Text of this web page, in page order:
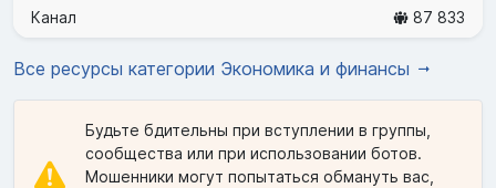
Канал 87 833
Все ресурсы категории Экономика и финансы
Будьте бдительны при вступлении в группы,
сообщества или при использовании ботов.
Мошенники могут попытаться обмануть вас,